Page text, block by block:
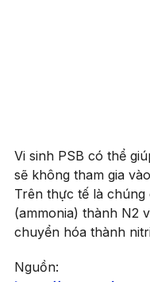
Vi sinh PSB có thể
sẽ không tham gia
Trên thực tế là
(ammonia) thành N2
chuyển hóa thành
Nguồn: